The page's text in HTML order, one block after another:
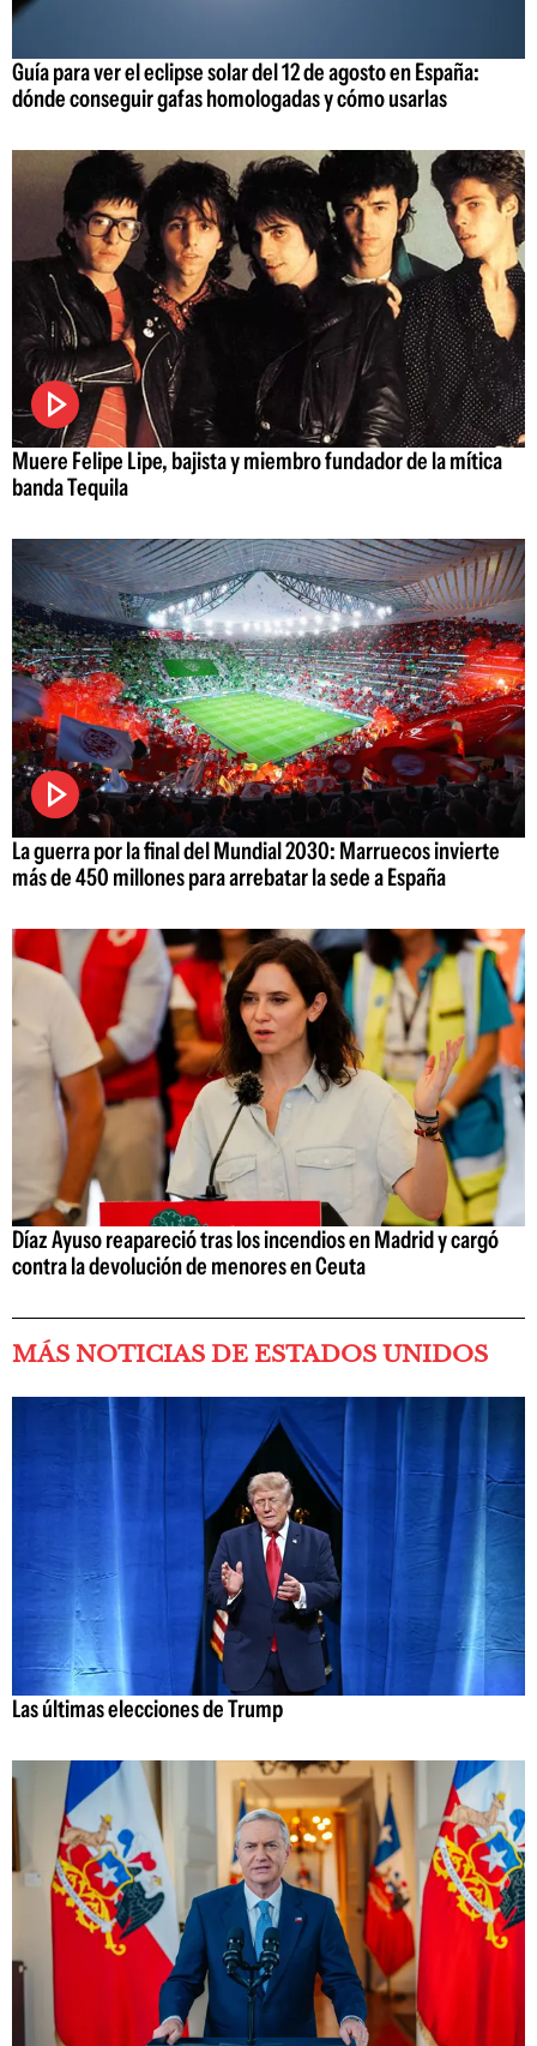
Guía para ver el eclipse solar del 12 de agosto en España:
dónde conseguir gafas homologadas y cómo usarlas
Muere Felipe Lipe, bajista y miembro fundador de la mítica
banda Tequila
La guerra por la final del Mundial 2030: Marruecos invierte
más de 450 millones para arrebatar la sede a España
Díaz Ayuso reapareció tras los incendios en Madrid y cargó
contra la devolución de menores en Ceuta
MÁS NOTICIAS DE ESTADOS UNIDOS
Las últimas elecciones de Trump